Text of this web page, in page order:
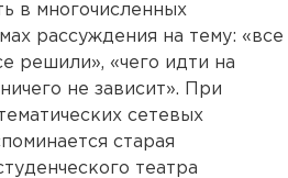
в многочисленных
рассуждения на тему: «все
решили», «чего идти на
не зависит». При
сетевых
старая
театра